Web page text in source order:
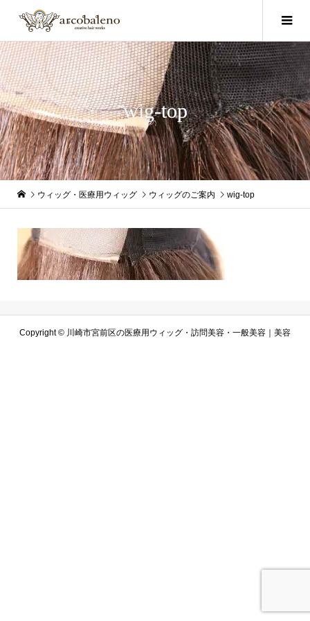
wig-top
ウィッグ・医療用ウィッグ ウィッグのご案内 wig-top
Copyright © 川崎市宮前区の医療用ウィッグ・訪問美容・一般美容｜美容